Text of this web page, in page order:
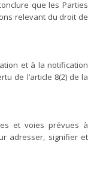
que les Parties
relevant du droit de
et à la notification
de l’article 8(2) de la
et voies prévues à
adresser, signifier et